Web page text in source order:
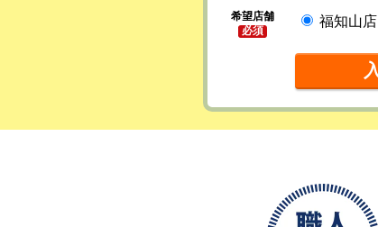
希望店舗
必須
福知山店